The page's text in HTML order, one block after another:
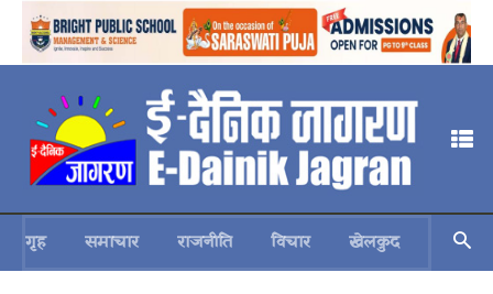
गृह समाचार राजनीति विचार खेलकुद स्वास्थ्य